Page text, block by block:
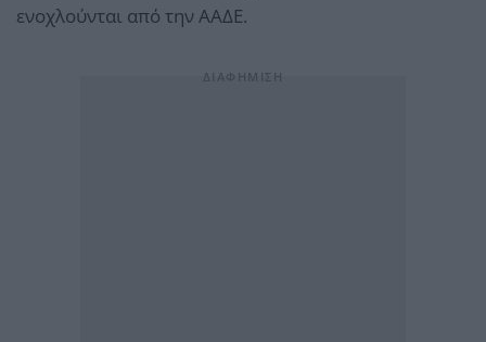
ενοχλούνται από την ΑΑΔΕ.